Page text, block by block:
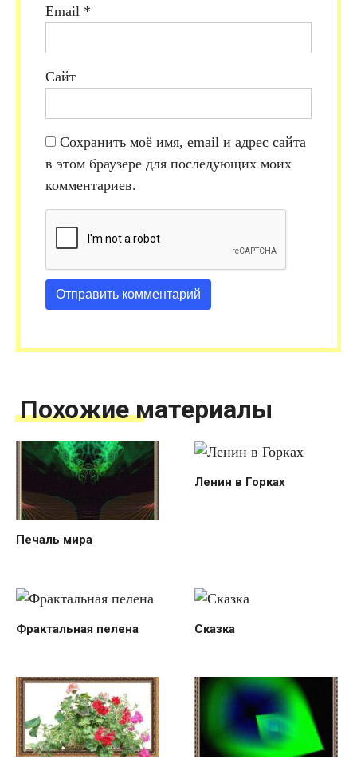
Email *
Сайт
Сохранить моё имя, email и адрес сайта
в этом браузере для последующих моих
комментариев.
Похожие материалы
Печаль мира
Ленин в Горках
Фрактальная пелена Сказка